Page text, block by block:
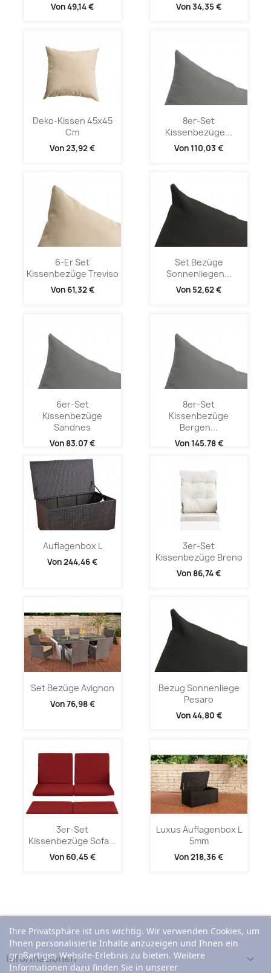
Von49,14 € Von34,35 €
Deko-Kissen 45x45
Cm
Von23,92 €
8er-Set
Kissenbezüge...
Von110,03 €
6-Er Set
Kissenbezüge Treviso
Von 61,32 €
Set Bezüge
Sonnenliegen...
Von 52,62 €
6er-Set
Kissenbezüge
Sandnes
Von 83,07 €
8er-Set
Kissenbezüge
Bergen...
Von145,78 €
Auflagenbox L
Von244,46 €
3er-Set
Kissenbezüge Breno
Von 86,74 €
Set Bezüge Avignon
Von76,98 €
Bezug Sonnenliege
Pesaro
Von44,80 €
3er-Set
Kissenbezüge Sofa...
Von 60,45 €
Luxus Auflagenbox L
5mm
Von218,36 €
Informationen 
Ihre Privatsphäre ist uns wichtig. Wir verwenden Cookies, um
Ihnen personalisierte Inhalte anzuzeigen und Ihnen ein
großartiges Website-Erlebnis zu bieten. Weitere
Informationen dazu finden Sie in unserer